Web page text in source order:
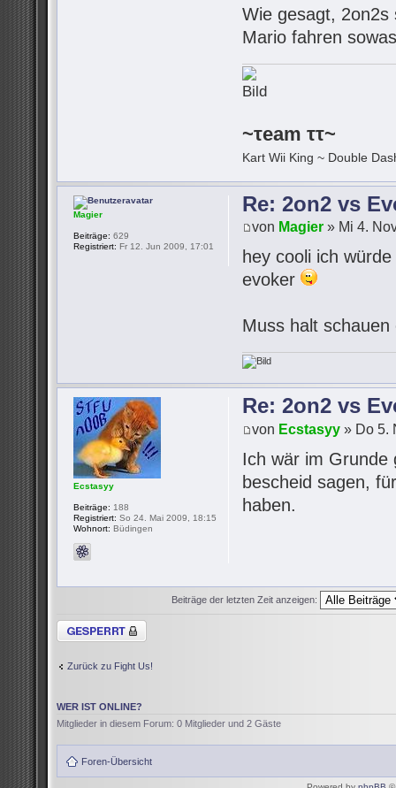
Wie gesagt, 2on2s
Mario fahren
~τeam ττ~
Kart Wii King ~ Double
Re: 2on2 vs
von Magier » Mi 4.
hey cooli ich
evoker
Muss halt
Magier
Beiträge: 629
Registriert: Fr 12. Jun 2009, 17:01
Re: 2on2 vs
von Ecstasyy » Do 5.
Ich wär im Grunde
bescheid sagen,
haben.
Ecstasyy
Beiträge: 188
Registriert: So 24. Mai 2009, 18:15
Wohnort: Büdingen
Beiträge der letzten Zeit anzeigen:
Thema gesperrt
Zurück zu Fight Us!
WER IST ONLINE?
Mitglieder in diesem Forum: 0 Mitglieder und 2 Gäste
Foren-Übersicht